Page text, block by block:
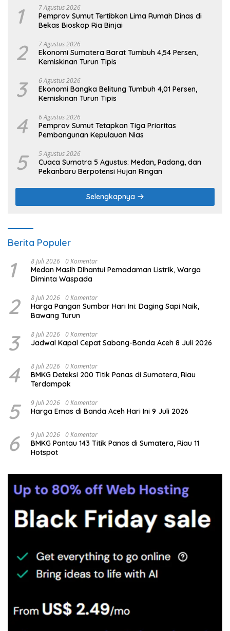
1 7 Agustus 2026
Pemprov Sumut Tertibkan Lima Rumah Dinas di
Bekas Bioskop Ria Binjai
2 7 Agustus 2026
Ekonomi Sumatera Barat Tumbuh 4,54 Persen,
Kemiskinan Turun Tipis
3 6 Agustus 2026
Ekonomi Bangka Belitung Tumbuh 4,01 Persen,
Kemiskinan Turun Tipis
4 6 Agustus 2026
Pemprov Sumut Tetapkan Tiga Prioritas
Pembangunan Kepulauan Nias
5 5 Agustus 2026
Cuaca Sumatra 5 Agustus: Medan, Padang, dan
Pekanbaru Berpotensi Hujan Ringan
Selengkapnya
Berita Populer
1 8 Juli 2026 0 Komentar
Medan Masih Dihantui Pemadaman Listrik, Warga
Diminta Waspada
2 8 Juli 2026 0 Komentar
Harga Pangan Sumbar Hari Ini: Daging Sapi Naik,
Bawang Turun
3 8 Juli 2026 0 Komentar
Jadwal Kapal Cepat Sabang-Banda Aceh 8 Juli 2026
4 8 Juli 2026 0 Komentar
BMKG Deteksi 200 Titik Panas di Sumatera, Riau
Terdampak
5 9 Juli 2026 0 Komentar
Harga Emas di Banda Aceh Hari Ini 9 Juli 2026
6 9 Juli 2026 0 Komentar
BMKG Pantau 143 Titik Panas di Sumatera, Riau 11
Hotspot